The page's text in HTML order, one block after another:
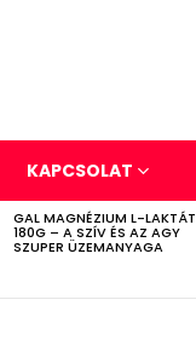
KAPCSOLAT
GAL MAGNÉZIUM L-LAKTÁT
180G – A SZÍV ÉS AZ AGY
SZUPER ÜZEMANYAGA